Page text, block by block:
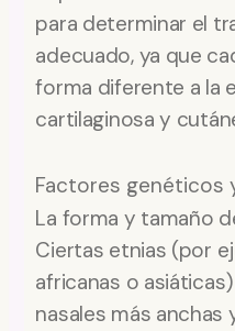
para determinar el
adecuado, ya que
forma diferente a la
cartilaginosa y
Factores genéticos
La forma y tamaño
Ciertas etnias (por
africanas o
nasales más anchas